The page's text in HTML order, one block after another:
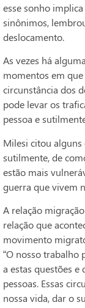
esse sonho
sinônimos,
deslocamento.
As vezes há
momentos em
circunstância dos
pode levar os
pessoa e
Milesi citou alguns
sutilmente, de
estão mais
guerra que vivem
A relação
relação que
movimento
“O nosso trabalho
a estas questões e
pessoas. Essas
nossa vida, dar o